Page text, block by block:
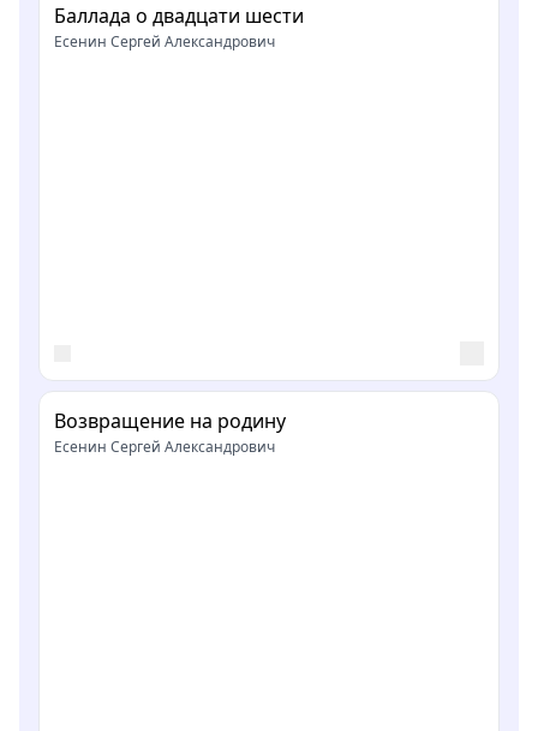
Баллада о двадцати шести
Есенин Сергей Александрович
Возвращение на родину
Есенин Сергей Александрович